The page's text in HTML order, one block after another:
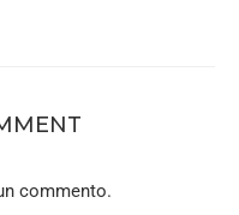
commento.